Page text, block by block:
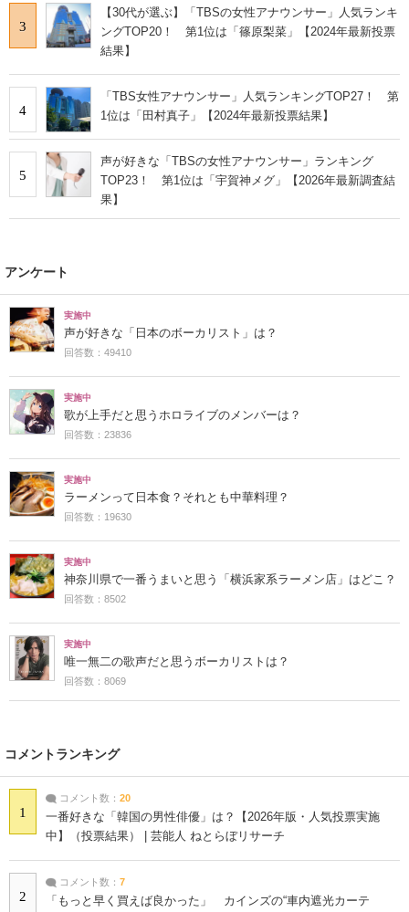
3
【30代が選ぶ】「TBSの女性アナウンサー」人気ランキ
ングTOP20！ 第1位は「篠原梨菜」【2024年最新投票
結果】
4
「TBS女性アナウンサー」人気ランキングTOP27！ 第
1位は「田村真子」【2024年最新投票結果】
5
声が好きな「TBSの女性アナウンサー」ランキング
TOP23！ 第1位は「宇賀神メグ」【2026年最新調査結
果】
アンケート
実施中
声が好きな「日本のボーカリスト」は？
回答数：49410
実施中
歌が上手だと思うホロライブのメンバーは？
回答数：23836
実施中
ラーメンって日本食？それとも中華料理？
回答数：19630
実施中
神奈川県で一番うまいと思う「横浜家系ラーメン店」はどこ？
回答数：8502
実施中
唯一無二の歌声だと思うボーカリストは？
回答数：8069
コメントランキング
1
コメント数： 20
一番好きな「韓国の男性俳優」は？【2026年版・人気投票実施
中】（投票結果） | 芸能人 ねとらぼリサーチ
2
コメント数： 7
「もっと早く買えば良かった」 カインズの“車内遮光カーテ